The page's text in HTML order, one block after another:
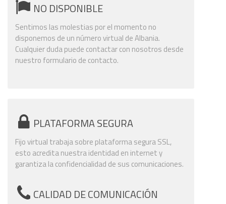
NO DISPONIBLE
Sentimos las molestias por el momento no
disponemos de un número virtual de Albania.
Cualquier duda puede contactar con nosotros desde
nuestro formulario de contacto.
PLATAFORMA SEGURA
Fijo virtual trabaja sobre plataforma segura SSL,
esto acredita nuestra identidad en internet y
garantiza la confidencialidad de sus comunicaciones.
CALIDAD DE COMUNICACIÓN